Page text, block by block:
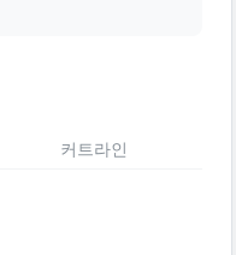
커트라인